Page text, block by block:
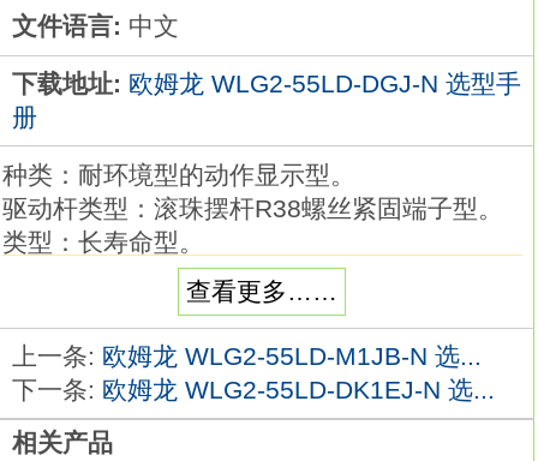
文件语言: 中文
下载地址: 欧姆龙 WLG2-55LD-DGJ-N 选型手
册
种类：耐环境型的动作显示型。
驱动杆类型：滚珠摆杆R38螺丝紧固端子型。
类型：长寿命型。
项目：高精度型。
预行程（PT）：请下载目录查看。
长寿命型适合高频率使用的长寿命型
实现了3,000万次以上的高机械寿命。
头部采用上盖和油封形成的双重密封结构。
查看更多……
上一条: 欧姆龙 WLG2-55LD-M1JB-N 选...
下一条: 欧姆龙 WLG2-55LD-DK1EJ-N 选...
相关产品